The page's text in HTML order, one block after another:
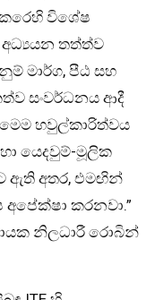
විශේෂ
තත්ත්ව
මාර්ග, පීඨ සහ
සංවර්ධනය ආදී
හවුල්කාරිත්වය
යෙදවුම්-මූලික
ඇති අතර, එමඟින්
අපේක්ෂා කරනවා.”
නිලධාරී රොබින්